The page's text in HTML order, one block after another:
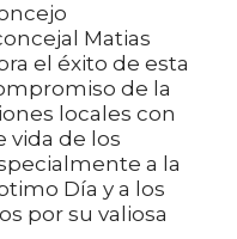
Matias
el éxito de esta
de la
locales con
vida de los
a la
Día y a los
por su valiosa